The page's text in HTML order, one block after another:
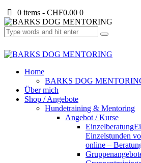
0 items -CHF0.00 0
Home
BARKS DOG
Über mich
Shop / Angebote
Hundetraining & Mentoring
Angebot / Kurse
Einzelberatung
Einzelstunden
online –